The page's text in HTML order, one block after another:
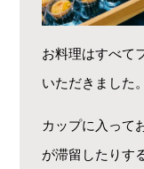
お料理はすべて
いただきました。
カップに入って
が滞留したりす